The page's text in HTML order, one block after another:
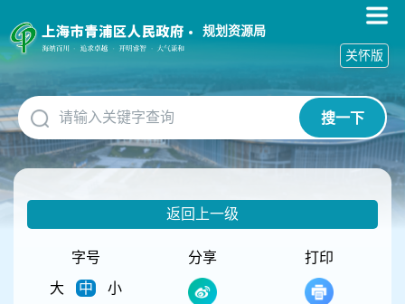
障
碍
作
说
明
跳
到
网
规划资源局
搜一下
关怀版
返回上一级
字号
大
中 小
分享 打印